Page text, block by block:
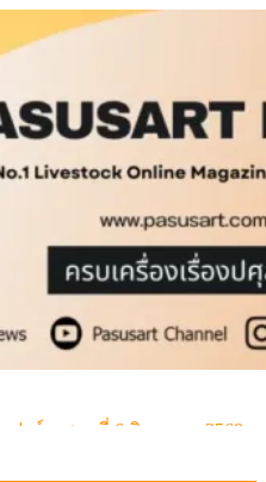
าน สู่ “แคนมิลค์” แบรนด์นมโค
าร์ม พระที่ 6 สิงหาคม 2569